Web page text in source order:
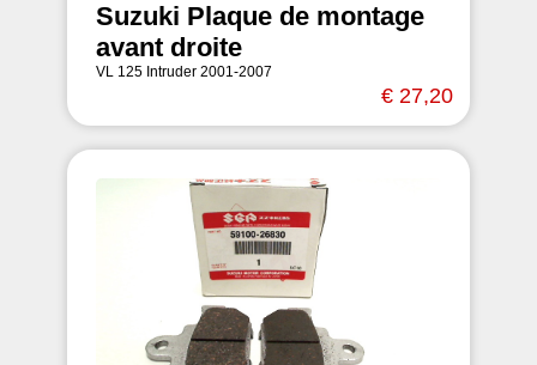
Suzuki Plaque de montage
avant droite
VL 125 Intruder 2001-2007
€ 27,20